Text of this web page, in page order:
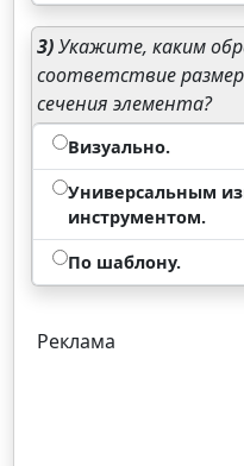
3)Укажите, каким
соответствие
сечения элемента?
Визуально.
Универсальным
инструментом.
По шаблону.
Реклама